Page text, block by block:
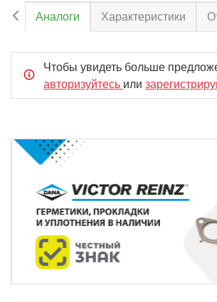
Аналоги Характеристики
Чтобы увидеть больше
авторизуйтесь или